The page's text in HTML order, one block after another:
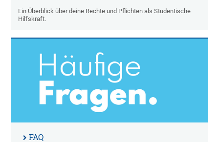
Ein Überblick über deine Rechte und Pflichten als Studentische
Hilfskraft.
FAQ